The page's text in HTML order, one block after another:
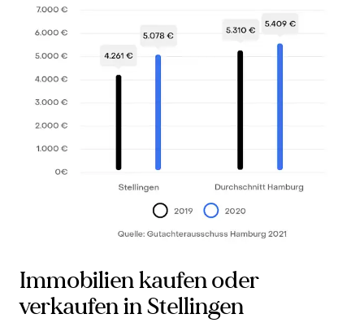
Immobilien kaufen oder
verkaufen in Stellingen